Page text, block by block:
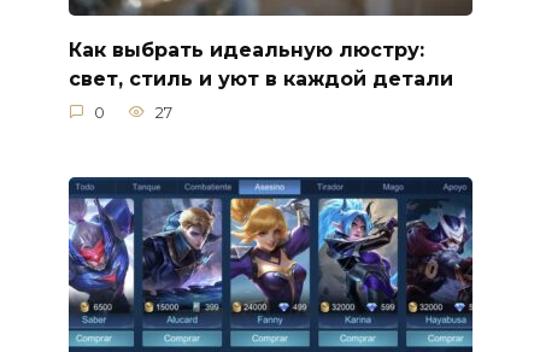
Как выбрать идеальную люстру:
свет, стиль и уют в каждой детали
0 27